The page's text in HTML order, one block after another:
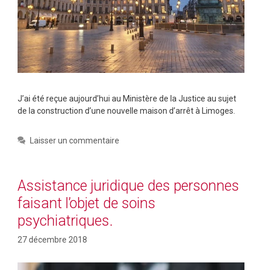
J’ai été reçue aujourd’hui au Ministère de la Justice au sujet
de la construction d’une nouvelle maison d’arrêt à Limoges.
Laisser un commentaire
Assistance juridique des personnes
faisant l’objet de soins
psychiatriques.
27 décembre 2018